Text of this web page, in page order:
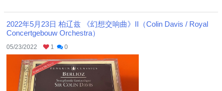
2022年5月23日 柏辽兹 《幻想交响曲》II（Colin Davis / Royal
Concertgebouw Orchestra）
05/23/2022 1 0